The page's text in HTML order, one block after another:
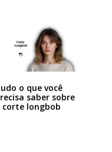
o que você
saber sobre
corte longbob